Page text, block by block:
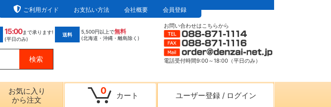
ご利用ガイド
お支払い方法 会社概要 会員登録
15:00まで承ります!
(平日のみ)
送料 5,500円以上で無料
(北海道・沖縄・離島除く)
お問い合わせはこちらから
電話受付時間9:00～18:00（平日のみ）
お気に入り
から注文
0 カート ユーザー登録 / ログイン